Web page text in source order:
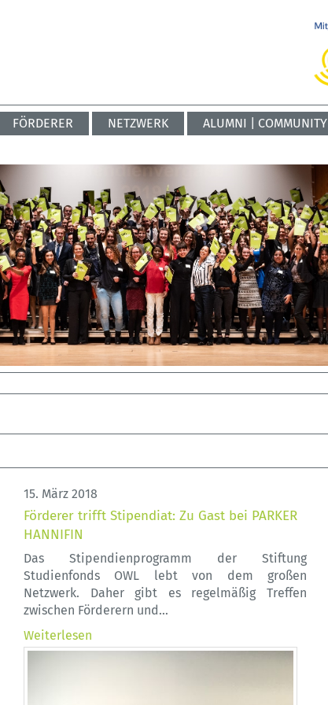
FÖRDERER NETZWERK ALUMNI | COMMUNITY
15. März 2018
Förderer trifft Stipendiat: Zu Gast bei PARKER
HANNIFIN
Das Stipendienprogramm der Stiftung
Studienfonds OWL lebt von dem großen
Netzwerk. Daher gibt es regelmäßig Treffen
zwischen Förderern und…
Weiterlesen